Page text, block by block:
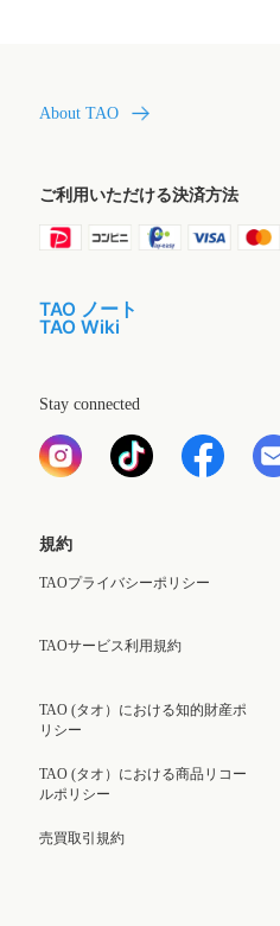
About TAO
ご利用いただける決済方法
TAO ノート
TAO Wiki
Stay connected
規約
TAOプライバシーポリシー
TAOサービス利用規約
TAO (タオ）における知的財産ポ
リシー
TAO (タオ）における商品リコー
ルポリシー
売買取引規約